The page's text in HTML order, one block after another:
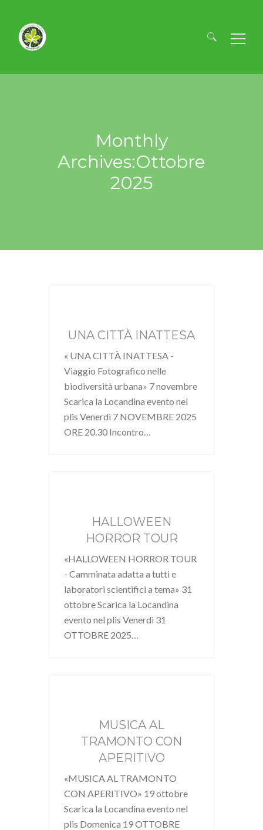
Ricerca
Monthly
Archives:Ottobre
2025
UNA CITTÀ INATTESA
« UNA CITTÀ INATTESA -
Viaggio Fotografico nelle
biodiversità urbana» 7 novembre
Scarica la Locandina evento nel
plis Venerdì 7 NOVEMBRE 2025
ORE 20.30 Incontro…
HALLOWEEN
HORROR TOUR
«HALLOWEEN HORROR TOUR
- Camminata adatta a tutti e
laboratori scientifici a tema» 31
ottobre Scarica la Locandina
evento nel plis Venerdì 31
OTTOBRE 2025…
MUSICA AL
TRAMONTO CON
APERITIVO
«MUSICA AL TRAMONTO
CON APERITIVO» 19 ottobre
Scarica la Locandina evento nel
plis Domenica 19 OTTOBRE